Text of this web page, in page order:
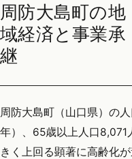
周防大島町の地
域経済と事業承
継
周防大島町（山口県）の
年）、65歳以上人口8,071
きく上回る顕著に高齢化